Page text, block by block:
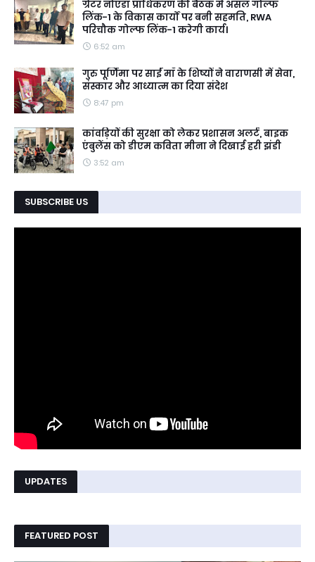
ग्रेटर नोएडा प्राधिकरण की बैठक में अंसल गोल्फ
लिंक-1 के विकास कार्यों पर बनी सहमति, RWA
परिचौक गोल्फ लिंक-1 करेगी कार्य।
6:52 am
गुरु पूर्णिमा पर साईं माँ के शिष्यों ने वाराणसी में सेवा,
संस्कार और आध्यात्म का दिया संदेश
8:47 pm
कांवड़ियों की सुरक्षा को लेकर प्रशासन अलर्ट, बाइक
एंबुलेंस को डीएम कविता मीना ने दिखाई हरी झंडी
3:52 am
SUBSCRIBE US
UPDATES
FEATURED POST